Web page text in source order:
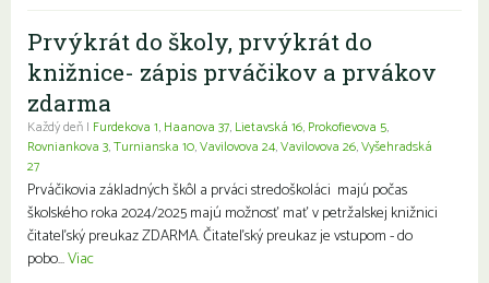
Prvýkrát do školy, prvýkrát do
knižnice- zápis prváčikov a prvákov
zdarma
Každý deň | Furdekova 1, Haanova 37, Lietavská 16, Prokofievova 5,
Rovniankova 3,Turnianska 10,Vavilovova 24,Vavilovova 26,Vyšehradská
27
Prváčikovia základných škôl a prváci stredoškoláci majú počas
školského roka 2024/2025 majú možnosť mať v petržalskej knižnici
čitateľský preukaz ZDARMA. Čitateľský preukaz je vstupom - do
pobo...Viac